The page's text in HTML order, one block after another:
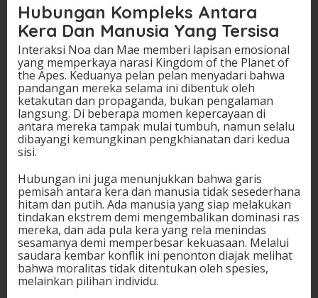
Hubungan Kompleks Antara
Kera Dan Manusia Yang Tersisa
Interaksi Noa dan Mae memberi lapisan emosional
yang memperkaya narasi Kingdom of the Planet of
the Apes. Keduanya pelan pelan menyadari bahwa
pandangan mereka selama ini dibentuk oleh
ketakutan dan propaganda, bukan pengalaman
langsung. Di beberapa momen kepercayaan di
antara mereka tampak mulai tumbuh, namun selalu
dibayangi kemungkinan pengkhianatan dari kedua
sisi.
Hubungan ini juga menunjukkan bahwa garis
pemisah antara kera dan manusia tidak sesederhana
hitam dan putih. Ada manusia yang siap melakukan
tindakan ekstrem demi mengembalikan dominasi ras
mereka, dan ada pula kera yang rela menindas
sesamanya demi memperbesar kekuasaan. Melalui
saudara kembar konflik ini penonton diajak melihat
bahwa moralitas tidak ditentukan oleh spesies,
melainkan pilihan individu.